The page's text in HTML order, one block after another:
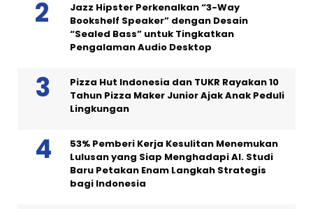
Jazz Hipster Perkenalkan “3-Way
Bookshelf Speaker” dengan Desain
“Sealed Bass” untuk Tingkatkan
Pengalaman Audio Desktop
Pizza Hut Indonesia dan TUKR Rayakan 10
Tahun Pizza Maker Junior Ajak Anak Peduli
Lingkungan
53% Pemberi Kerja Kesulitan Menemukan
Lulusan yang Siap Menghadapi AI. Studi
Baru Petakan Enam Langkah Strategis
bagi Indonesia